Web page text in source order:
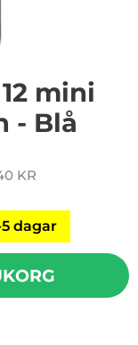
mini
- Blå
KR
dagar